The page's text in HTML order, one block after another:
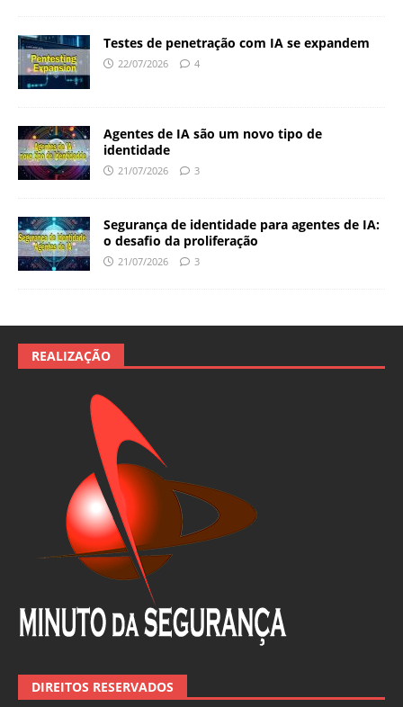
Testes de penetração com IA se expandem
22/07/2026 4
Agentes de IA são um novo tipo de
identidade
21/07/2026 3
Segurança de identidade para agentes de IA:
o desafio da proliferação
21/07/2026 3
REALIZAÇÃO
DIREITOS RESERVADOS